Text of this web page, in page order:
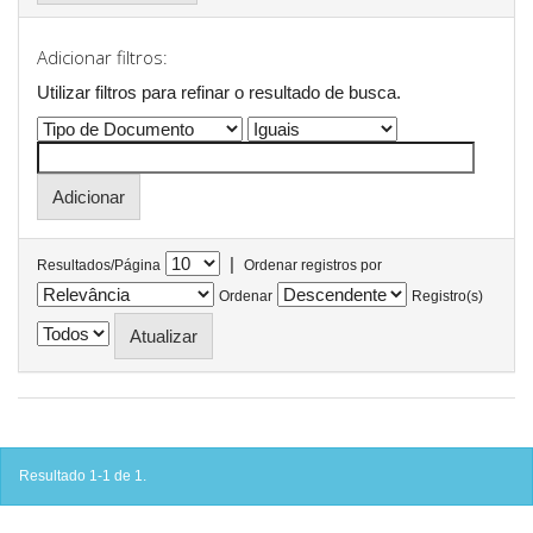
Adicionar filtros:
Utilizar filtros para refinar o resultado de busca.
Resultados/Página |
Ordenar registros por
Ordenar
Registro(s)
Resultado 1-1 de 1.